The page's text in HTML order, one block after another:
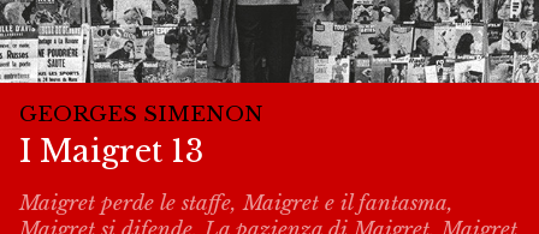
GEORGES SIMENON
I Maigret 13
Maigret perde le staffe, Maigret e il fantasma,